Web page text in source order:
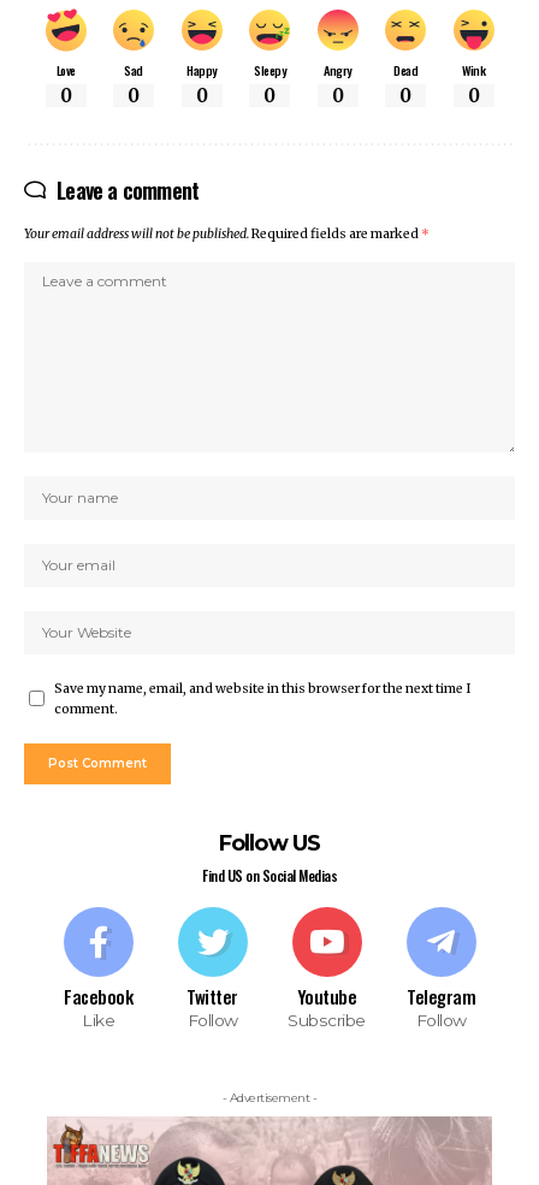
Love
0
Sad
0
Happy
0
Sleepy
0
Angry
0
Dead
0
Wink
0
Leave a comment
Your email address will not be published.Required fields are marked *
Save my name, email, and website in this browser for the next time I
comment.
Follow US
Find US on Social Medias
Facebook
Like
Twitter
Follow
Youtube
Subscribe
Telegram
Follow
- Advertisement -